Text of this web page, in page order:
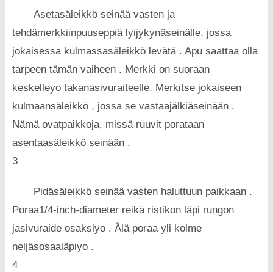
Asetasäleikkö seinää vasten ja
tehdämerkkiinpuuseppiä lyijykynäseinälle, jossa
jokaisessa kulmassasäleikkö levätä . Apu saattaa olla
tarpeen tämän vaiheen . Merkki on suoraan
keskelleyo takanasivuraiteelle. Merkitse jokaiseen
kulmaansäleikkö , jossa se ​​vastaajälkiäseinään .
Nämä ovatpaikkoja, missä ruuvit porataan
asentaasäleikkö seinään .
3
Pidäsäleikkö seinää vasten haluttuun paikkaan .
Poraa1/4-inch-diameter reikä ristikon läpi rungon
jasivuraide osaksiyo . Älä poraa yli kolme
neljäsosaaläpiyo .
4